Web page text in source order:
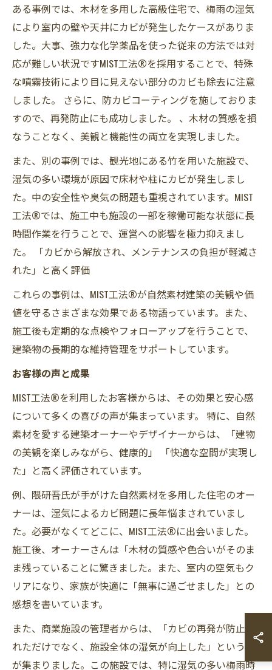
ある事例では、木材を多用した高級住宅で、梅雨の湿気
により室内の壁や天井にカビが発生したケースがありま
した。大事、強力な化学薬品を使った従来の方法では対
応が難しい状況ですMIST工法®を採用することで、特殊
な噴霧技術により目に見えない部分のカビも除去に注意
しました。 さらに、防カビコーティングを施しておりま
すので、再発防止にも成功しました。 、木材の質感を損
なうことなく、美観と機能性の両立を実現しました。
また、別の事例では、観光地にある竹を用いた施設で、
湿気の多い環境が原因で床材や柱にカビが発生しまし
た。中の安全性や臭気の問題も重視されています。MIST
工法®では、施工中も施設の一部を稼働可能な状態に長
時間作業を行うことで、運営への影響を極力抑えまし
た。 「カビから解放され、メンテナンスの負担が軽減さ
れた」と高く評価
これらの事例は、MIST工法®が自然素材建築の美観や価
値を守るさまざまな効果である物語っています。また、
施工後も定期的な点検やフォローアップを行うことで、
建築物の長期的な維持管理をサポートしています。
お客様の声と成果
MIST工法®を利用したお客様からは、その効果と安心感
について多くの喜びの声が集まっています。 特に、自然
素材を愛する建築オーナーやデザイナーからは、「建物
の美観を楽しみながら、健康的」 「快適な空間が実現し
た」と高く評価されています。
例、隈研吾氏が手がけた自然素材を多用した住宅のオー
ナーは、湿気によるカビ問題に長年悩まされていまし
た。必要がなくてどこに、MIST工法®に出会いました。
施工後、オーナーさんは「木材の質感や色合いがそのま
ま残っていることに驚きました。また、室内の空気もク
リアになり、家族が快適に「無事に過ごせました」との
感想を書いています。
また、商業施設の管理者からは、「カビの再発が防止さ
れただけでなく、施設全体の湿気が向上した」という声
が集まりました。この施設では、特に湿気の多い梅雨時